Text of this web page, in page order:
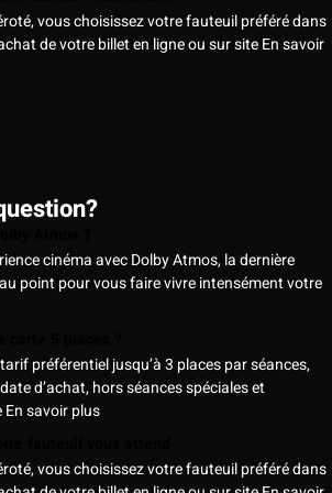
vous choisissez votre fauteuil préféré dans
de votre billet en ligne ou sur siteEn savoir
cinéma avec Dolby Atmos, la dernière
point pour vous faire vivre intensément votre
préférentiel jusqu’à 3 places par séances,
d’achat, hors séances spéciales et
En savoir plus
vous choisissez votre fauteuil préféré dans